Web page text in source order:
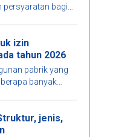
persyaratan bagi
izin
tahun 2026
pabrik yang
banyak
jenis,